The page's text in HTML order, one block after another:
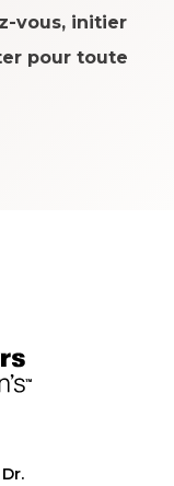
vous, initier
pour toute